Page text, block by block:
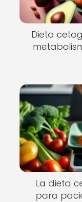
Dieta
La dieta
para